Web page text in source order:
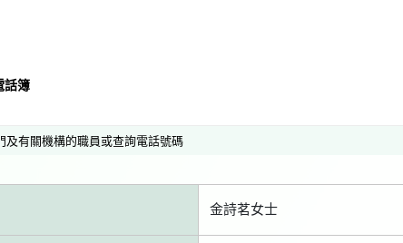
話簿
有關機構的職員或查詢電話號碼
金詩茗女士